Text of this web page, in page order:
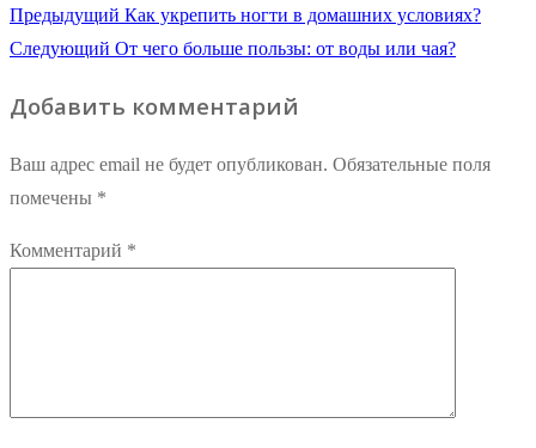
Навигация
по
записям
Предыдущий Предыдущая
запись:
Как укрепить ногти в домашних условиях?
Следующий Следующая
От чего больше пользы: от воды или чая?
Добавить комментарий
Ваш адрес email не будет опубликован. Обязательные поля
помечены *
Комментарий *